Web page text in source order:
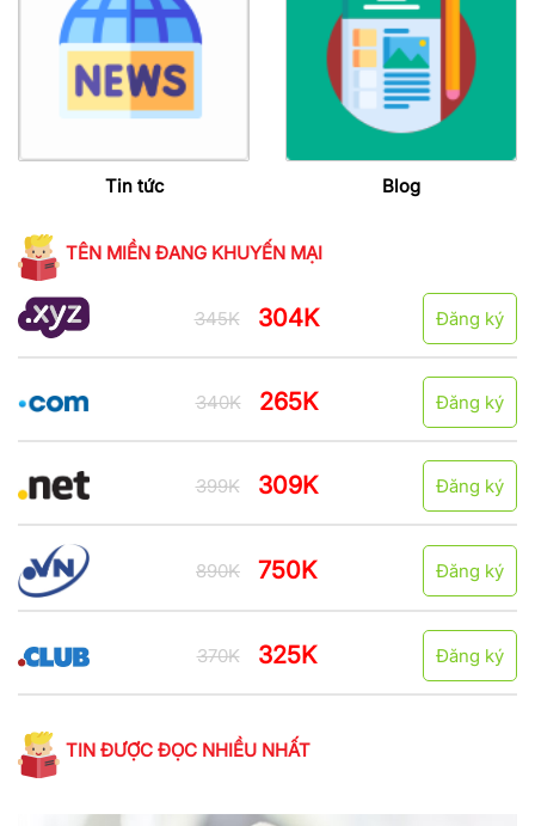
Tin tức Blog
TÊN MIỀN ĐANG KHUYẾN MẠI
345K 304K Đăng ký
340K 265K Đăng ký
399K 309K Đăng ký
890K 750K Đăng ký
370K 325K Đăng ký
TIN ĐƯỢC ĐỌC NHIỀU NHẤT